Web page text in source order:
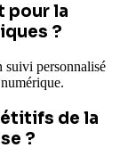
pour la
?
suivi personnalisé
de la
?